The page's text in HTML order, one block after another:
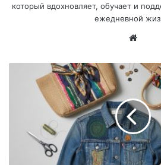
который вдохновляет, обучает и
ежедневной